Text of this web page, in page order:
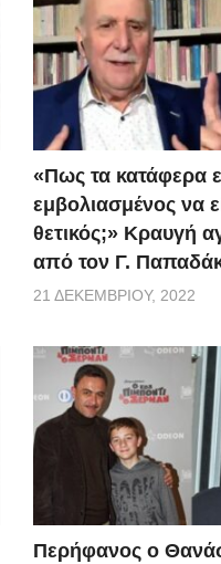
«Πως τα κατάφερα
εμβoλιασμένος να
θετικός;» Κραυγή
από τον Γ.
21 ΔΕΚΕΜΒΡΊΟΥ, 2022
Περήφανος ο